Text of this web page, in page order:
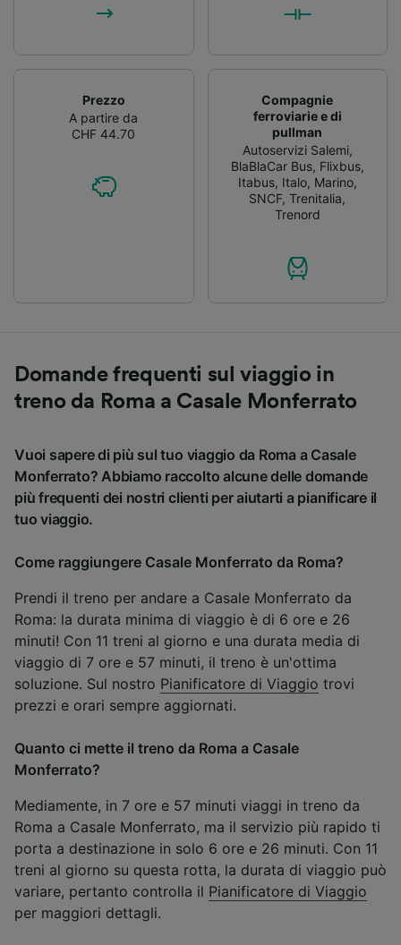
Prezzo
A partire da
CHF 44.70
Compagnie
ferroviarie e di
pullman
Autoservizi Salemi,
BlaBlaCar Bus, Flixbus,
Itabus, Italo, Marino,
SNCF,Trenitalia,
Trenord
Domande frequenti sul viaggio in
treno da Roma a Casale Monferrato
Vuoi sapere di più sul tuo viaggio da Roma a Casale
Monferrato? Abbiamo raccolto alcune delle domande
più frequenti dei nostri clienti per aiutarti a pianificare il
tuo viaggio.
Come raggiungere Casale Monferrato da Roma?
Prendi il treno per andare a Casale Monferrato da
Roma: la durata minima di viaggio è di 6 ore e 26
minuti! Con 11 treni al giorno e una durata media di
viaggio di 7 ore e 57 minuti, il treno è un'ottima
soluzione. Sul nostro Pianificatore di Viaggio trovi
prezzi e orari sempre aggiornati.
Quanto ci mette il treno da Roma a Casale
Monferrato?
Mediamente, in 7 ore e 57 minuti viaggi in treno da
Roma a Casale Monferrato, ma il servizio più rapido ti
porta a destinazione in solo 6 ore e 26 minuti. Con 11
treni al giorno su questa rotta, la durata di viaggio può
variare, pertanto controlla il Pianificatore di Viaggio
per maggiori dettagli.